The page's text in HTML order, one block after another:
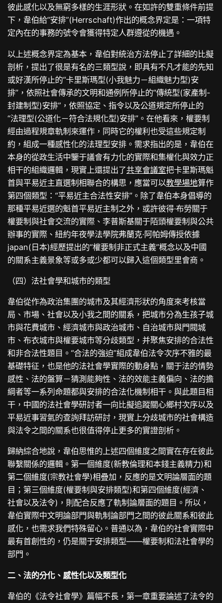
彼此感化以及無窮多樣的生涯形狀。在如許的雙重條件前提
下，韋伯給“安排”(Herrschaft)作出的概念界定是：一項特
定內在的事務的號令會獲得特定人群遵從的機遇。
以上述概念界定為基本，韋伯對統治方法停止了詳細的比擬
剖析，提出了很是有名的三類型說，即具有不凡才能的先知
或好漢所停止的“卡里斯瑪型(小我魅力－組織魅力型)安
排”，依照社會傳承的文明和通例所停止的“傳統型(家產制-
封建制型)安排”，依照協定、指令以及公道規定所停止的
“法理型(公道化－符合法規化型)安排”。在他看來，權要制
經由過程規章軌制來運作，同時它的權利也受這些規定制
約，組成一種感性化的法理型安排。需求指出的是，韋伯在
本身的從政生活中鑒于議會有力化的實際和集權化與效力正
相干的組織邏輯，現實上還提出了共享會議室把卡里斯瑪魁
首與平易近主直選制相聯合的構思，應當可以教學場地算作
第四個類型：“平易近主合法性安排”。除了韋伯本身倡導的
那種平易近選的魁首平易近主制之外，或許彼得·布勞關于
權要制與社會交流的實際、李普斯基關于陌頭權要制與公共
辦事的實際、紐約年夜學法學院弗蘭克·阿帕姆傳授依據
japan(日本)經歷提出的“權要制非正式主義”概念以及中國
的關系主義景象等或多或少都可以歸入這個類型里會商。
（四）法社會學和城市的類型
韋伯從作為政治集團的城市及其經濟形狀的角度來考核當
局、市場、社會以及小我之間的關系，把城市分為生孩子城
市與花費城市、經濟城市與政治城市、自治城市與門閥城
市、布衣城市與權要城市等分歧類型，并聚焦安排的合法性
和非合法性題目。“合法的強迫”組成韋伯法令次序不雅的最
基礎特征，也是他的法社會學實際的動身點，關于法的情勢
感性、法的盤算－猜測能夠性、法的效能主義偏向、法的擔
綱者等一系列命題都與安排的合法化機制相干。與此題目相
干，中國的法社會學研討者一向比擬追蹤關心鄉村次序以及
平易近事習氣的查詢拜訪研討，現實上分歧城市的社會構造
與法令之間的關系也很值得停止更多的實證剖析。
歸納綜合地說，韋伯思惟的上述四個維度之間實在存在彼此
聯繫關係的邏輯。第一個維度(新教倫理和本錢主義精力)和
第二個維度(宗教社會學)相疊加，反應的是文明論層面的題
目；第三個維度(權要制與安排類型)和第四個維度(經濟、
社會以及法令)，則配合反應了軌制論層面的題目。所以，
韋伯實際中文明論部門與軌制論部門之間的彼此關系和彼此
感化，也需求我們特殊留心。普通以為，韋伯的社會實際中
最有首創性的，仍是關于安排類型——權要制和法社會學的
部門。
二、法的分化、感性化以及類型化
韋伯的《法令社會學》篇幅不長，第一章重要論述了法令的